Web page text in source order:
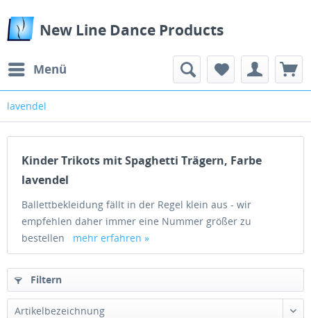
New Line Dance Products
Menü
lavendel
Kinder Trikots mit Spaghetti Trägern, Farbe
lavendel
Ballettbekleidung fällt in der Regel klein aus - wir
empfehlen daher immer eine Nummer größer zu
bestellen mehr erfahren »
Filtern
Artikelbezeichnung